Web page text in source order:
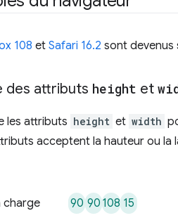
108 et Safari 16.2 sont devenus
des attributs height et
les attributs height et width
acceptent la hauteur ou la
charge 90 90108 15